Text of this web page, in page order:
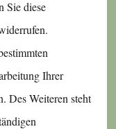
Sie diese
Ihrer
Des Weiteren steht